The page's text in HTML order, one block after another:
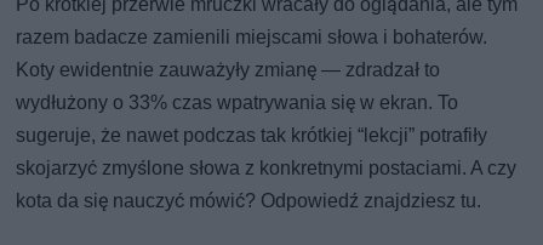
razem badacze zamienili miejscami słowa i bohaterów.
Koty ewidentnie zauważyły zmianę — zdradzał to
wydłużony o 33% czas wpatrywania się w ekran. To
sugeruje, że nawet podczas tak krótkiej “lekcji” potrafiły
skojarzyć zmyślone słowa z konkretnymi postaciami. A czy
kota da się nauczyć mówić? Odpowiedź znajdziesz tu.